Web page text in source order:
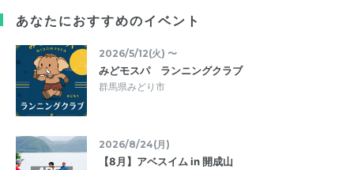
あなたにおすすめのイベント
2026/5/12(火) 〜
みどモスパ ランニングクラブ
群馬県みどり市
2026/8/24(月)
【8月】アベスイム in 開成山